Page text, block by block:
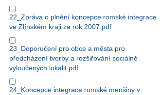
22_Zpráva o plnění koncepce romské integrace
ve Zlínském kraji za rok 2007.pdf
23_Doporučení pro obce a města pro
předcházení tvorby a rozšiřování sociálně
vyloučených lokalit.pdf
24_Koncepce integrace romské menšiny v